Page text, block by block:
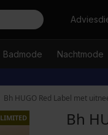
Zoeken
Badmode Nachtmode
Bh HUGO Red Label met
LIMITED Bh